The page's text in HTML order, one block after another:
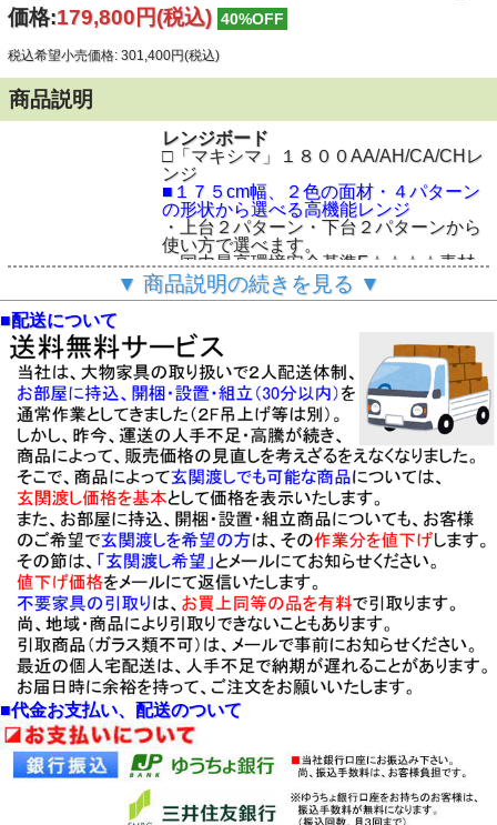
価格:179,800円(税込) 40%OFF
税込希望小売価格: 301,400円(税込)
商品説明
レンジボード
□「マキシマ」１８００AA/AH/CA/CHレ
ンジ
■１７５cm幅、２色の面材・４パターン
の形状から選べる高機能レンジ
・上台２パターン・下台２パターンから
使い方で選べます。
・国内最高環境安全基準F☆☆☆☆素材
を使用、安心安全です。
・大型上下二段重ね、スムーズに動く引
・開口部天井：吸湿素材クリーンSボー
ドで大型スチームオーブン対応
■メーカー高品質価格戦略商品シリーズ
・MADE IN JAPAN
【基本仕様】
・サイズ：W１７５×D４９×H２０５ｃ
ｍ
・国内最高環境安全基準Ｆ☆☆☆☆素材
を使用
・本体：擦り傷・汚れに強い「クリーン
イーゴス」を使用
・下台前面：選べるホワイト・クローチ
ェ色の２色
・上下台開口部天井：吸湿素材「クリー
ンSボード」を使用
・上台引戸：４ミリ厚ガラス・飛散防止
フイルム貼り（ホワイトのみ）
・アルミフェザーレールに車付扉でスム
ーズな動き
・上台棚板：大皿も入る奥行２９ｃｍの
可動棚板左右各２枚入り
・上台開扉（AA/AH）：可動棚３枚・固
定棚１枚入り、ダンバー丁番付
・上台開口部は、大型スチームオーブン
レンジ使用に対応
・上台開口部は、側面に２口１５００W
・上台開口部（AA/AH）：W１１２×D
▼ 商品説明の続きを見る ▼
■配送について
■代金お支払い、配送のついて